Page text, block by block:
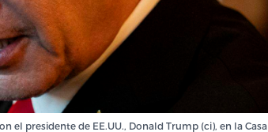
el presidente de EE.UU., Donald Trump (ci), en la Casa